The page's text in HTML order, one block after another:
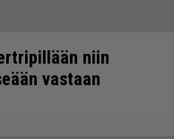
niin
vastaan